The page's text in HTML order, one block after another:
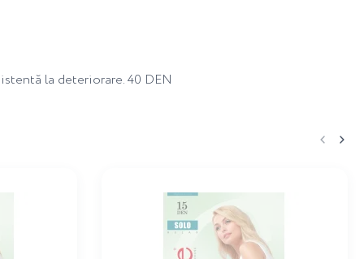
la deteriorare. 40 DEN